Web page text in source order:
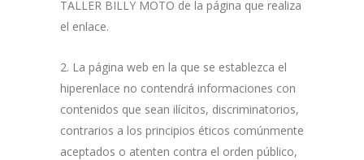
TALLER BILLY MOTO de la página que realiza
el enlace.
2. La página web en la que se establezca el
hiperenlace no contendrá informaciones con
contenidos que sean ilícitos, discriminatorios,
contrarios a los principios éticos comúnmente
aceptados o atenten contra el orden público,